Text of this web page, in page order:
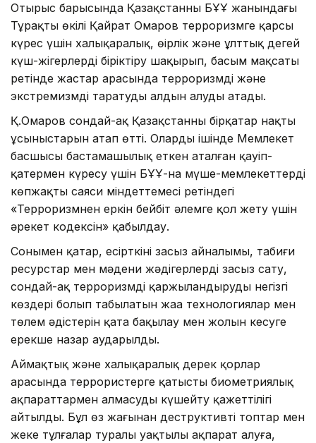
Отырыс барысында Қазақстанның БҰҰ жанындағы
Тұрақты өкілі Қайрат Омаров терроризмге қарсы
күрес үшін халықаралық, өңірлік және ұлттық деңгей
күш-жігерлерді біріктіру шақырып, басым мақсаты
ретінде жастар арасында терроризмді және
экстремизмді таратуды алдын алуды атады.
Қ.Омаров сондай-ақ Қазақстанның бірқатар нақты
ұсыныстарын атап өтті. Олардың ішінде Мемлекет
басшысы бастамашылық еткен аталған қауіп-
қатермен күресу үшін БҰҰ-на мүше-мемлекеттердің
көпжақты саяси міндеттемесі ретіндегі
«Терроризмнен еркін бейбіт әлемге қол жету үшін
әрекет кодексін» қабылдау.
Сонымен қатар, есірткінің заңсыз айналымы, табиғи
ресурстар мен мәдени жәдігерлерді заңсыз сату,
сондай-ақ терроризмді қаржыландырудың негізгі
көздері болып табылатын жаңа технологиялар мен
төлем әдістерін қатаң бақылау мен жолын кесуге
ерекше назар аударылды.
Аймақтық және халықаралық дерек қорлар
арасында террористерге қатысты биометриялық
ақпараттармен алмасуды күшейту қажеттілігі
айтылды. Бұл өз жағынан деструктивті топтар мен
жеке тұлғалар туралы уақтылы ақпарат алуға,